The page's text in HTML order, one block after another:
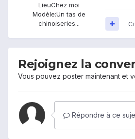
LieuChez moi
Modèle:Un tas de
chinoiseries...
Rejoignez la
Vous pouvez poster maintenant et
Répondre à ce